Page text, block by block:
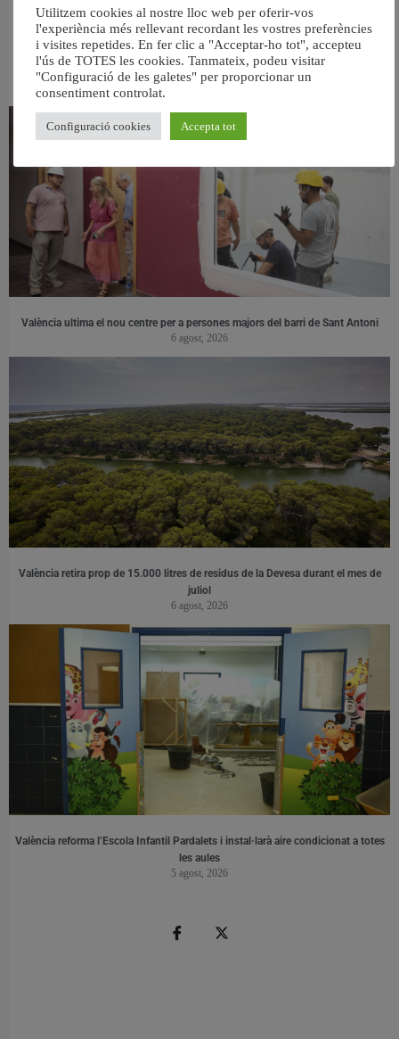
RELACIONAT
València ultima el nou centre per a persones majors del barri de Sant Antoni
6 agost, 2026
València retira prop de 15.000 litres de residus de la Devesa durant el mes de
juliol
6 agost, 2026
València reforma l’Escola Infantil Pardalets i instal·larà aire condicionat a totes
les aules
5 agost, 2026
Utilitzem cookies al nostre lloc web per oferir-vos
l'experiència més rellevant recordant les vostres preferències
i visites repetides. En fer clic a "Acceptar-ho tot", accepteu
l'ús de TOTES les cookies. Tanmateix, podeu visitar
"Configuració de les galetes" per proporcionar un
consentiment controlat.
Configuració cookies Accepta tot